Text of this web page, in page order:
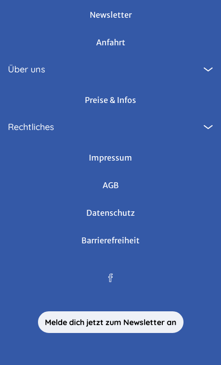
Newsletter
Anfahrt
Über uns
Preise & Infos
Rechtliches
Impressum
AGB
Datenschutz
Barrierefreiheit
Melde dich jetzt zum Newsletter an